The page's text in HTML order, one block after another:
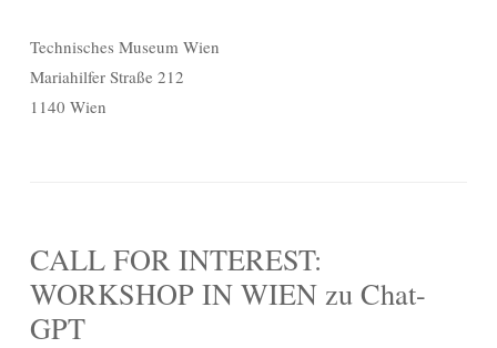
Technisches Museum Wien
Mariahilfer Straße 212
1140 Wien
CALL FOR INTEREST:
WORKSHOP IN WIEN zu Chat-
GPT